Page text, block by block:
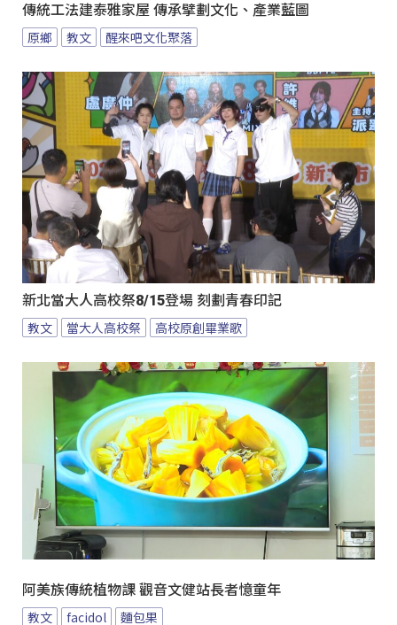
傳統工法建泰雅家屋 傳承擘劃文化、產業藍圖
原鄉 教文 醒來吧文化聚落
新北當大人高校祭8/15登場 刻劃青春印記
教文 當大人高校祭 高校原創畢業歌
阿美族傳統植物課 觀音文健站長者憶童年
教文 facidol 麵包果